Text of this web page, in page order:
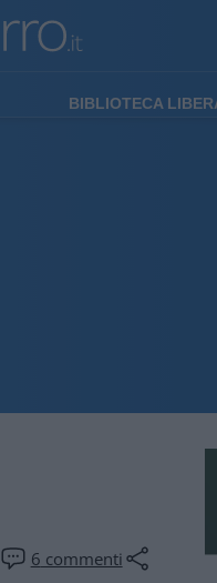
BIBLIOTECA
6 commenti